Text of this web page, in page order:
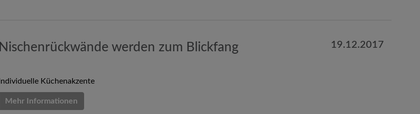
Nischenrückwände werden zum Blickfang 19.12.2017
Individuelle Küchenakzente
Mehr Informationen